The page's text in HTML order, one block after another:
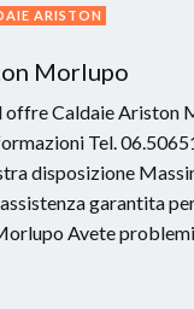
ARISTON
Morlupo
offre Caldaie Ariston
Tel.
disposizione
garantita
Avete